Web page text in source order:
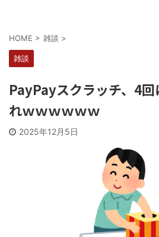
HOME > 雑談 >
雑談
PayPayスクラッチ、4
れｗｗｗｗｗｗ
2025年12月5日